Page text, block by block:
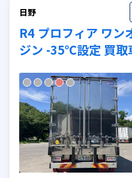
日野
R4 プロフィア ワン
ジン -35℃設定 買取